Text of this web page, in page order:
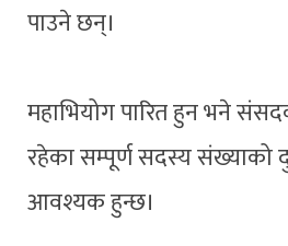
पाउने छन्।
महाभियोग पारित हुन भने
रहेका सम्पूर्ण सदस्य संख्याको
आवश्यक हुन्छ।